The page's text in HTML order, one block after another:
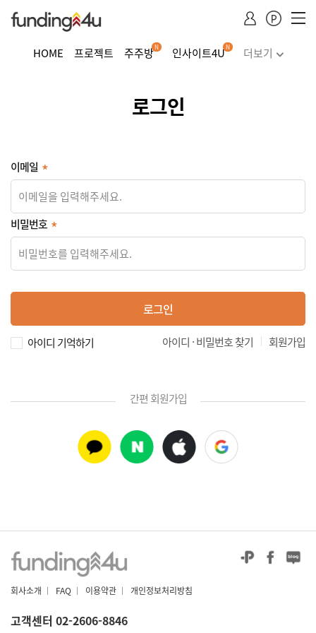
HOME 프로젝트 주주방N 인사이트4UN
더보기
로그인
이메일
비밀번호
로그인
아이디 기억하기 회원가입
|
아이디 · 비밀번호 찾기
간편 회원가입
회사소개 | FAQ | 이용약관 | 개인정보처리방침
고객센터 02-2606-8846